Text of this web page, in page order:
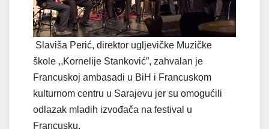
Slaviša Perić, direktor ugljevičke Muzičke
škole ,,Kornelije Stanković”, zahvalan je
Francuskoj ambasadi u BiH i Francuskom
kulturnom centru u Sarajevu jer su omogućili
odlazak mladih izvođača na festival u
Francusku.